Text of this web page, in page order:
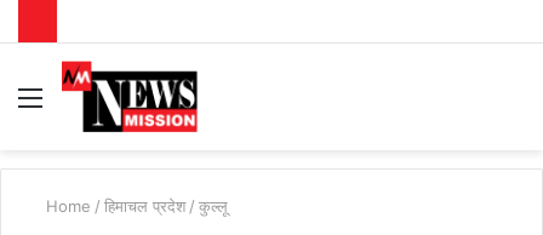
Menu
Home / हिमाचल प्रदेश / कुल्लू